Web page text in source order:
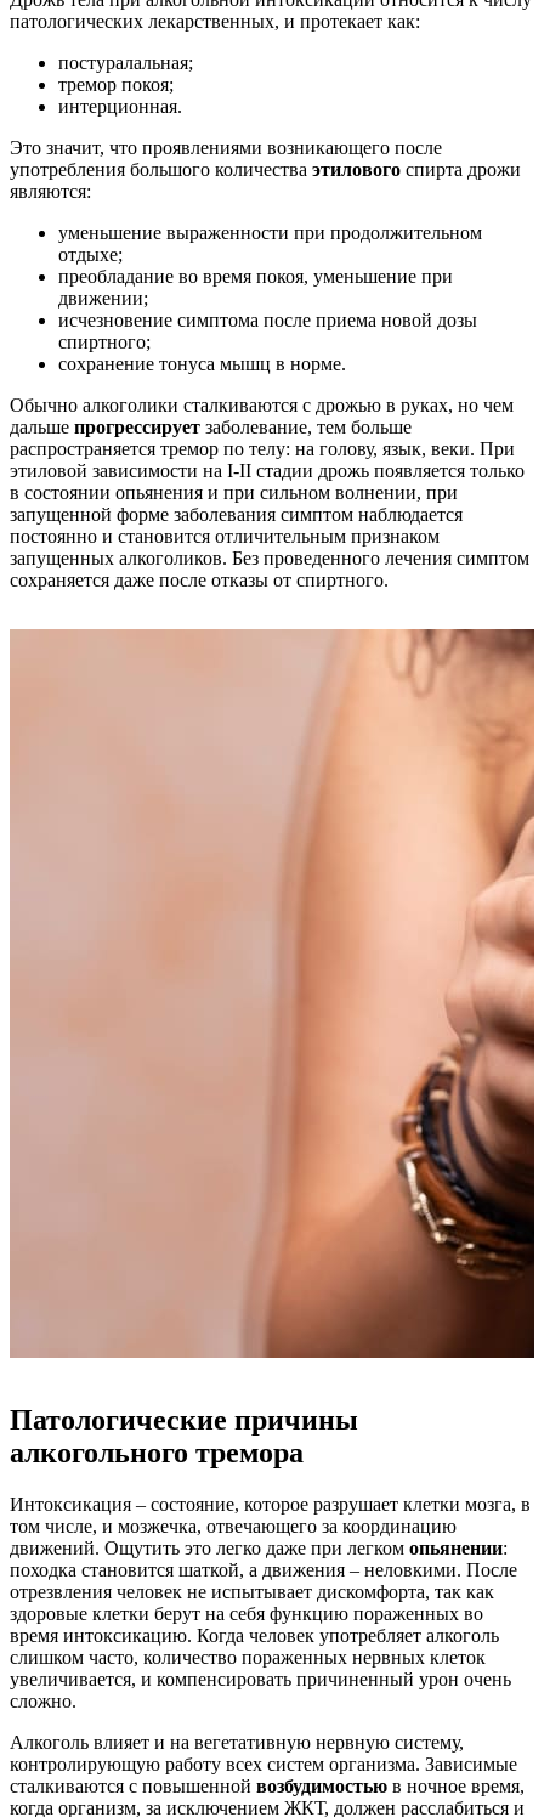
патологических лекарственных, и протекает как:
постуралальная;
тремор покоя;
интерционная.
Это значит, что проявлениями возникающего после
употребления большого количества этилового спирта дрожи
являются:
уменьшение выраженности при продолжительном
отдыхе;
преобладание во время покоя, уменьшение при
движении;
исчезновение симптома после приема новой дозы
спиртного;
сохранение тонуса мышц в норме.
Обычно алкоголики сталкиваются с дрожью в руках, но чем
дальше прогрессирует заболевание, тем больше
распространяется тремор по телу: на голову, язык, веки. При
этиловой зависимости на I-II стадии дрожь появляется только
в состоянии опьянения и при сильном волнении, при
запущенной форме заболевания симптом наблюдается
постоянно и становится отличительным признаком
запущенных алкоголиков. Без проведенного лечения симптом
сохраняется даже после отказы от спиртного.
Патологические причины
алкогольного тремора
Интоксикация – состояние, которое разрушает клетки мозга, в
том числе, и мозжечка, отвечающего за координацию
движений. Ощутить это легко даже при легком опьянении:
походка становится шаткой, а движения – неловкими. После
отрезвления человек не испытывает дискомфорта, так как
здоровые клетки берут на себя функцию пораженных во
время интоксикацию. Когда человек употребляет алкоголь
слишком часто, количество пораженных нервных клеток
увеличивается, и компенсировать причиненный урон очень
сложно.
Алкоголь влияет и на вегетативную нервную систему,
контролирующую работу всех систем организма. Зависимые
сталкиваются с повышенной возбудимостью в ночное время,
когда организм, за исключением ЖКТ, должен расслабиться и